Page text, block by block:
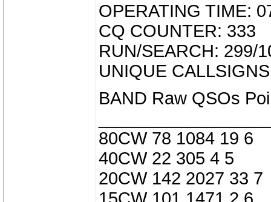
OPERATING TIME:
CQ COUNTER: 333
RUN/SEARCH: 299/
UNIQUE
BAND Raw QSOs
80CW 78 1084 19 6
40CW 22 305 4 5
20CW 142 2027 33 7